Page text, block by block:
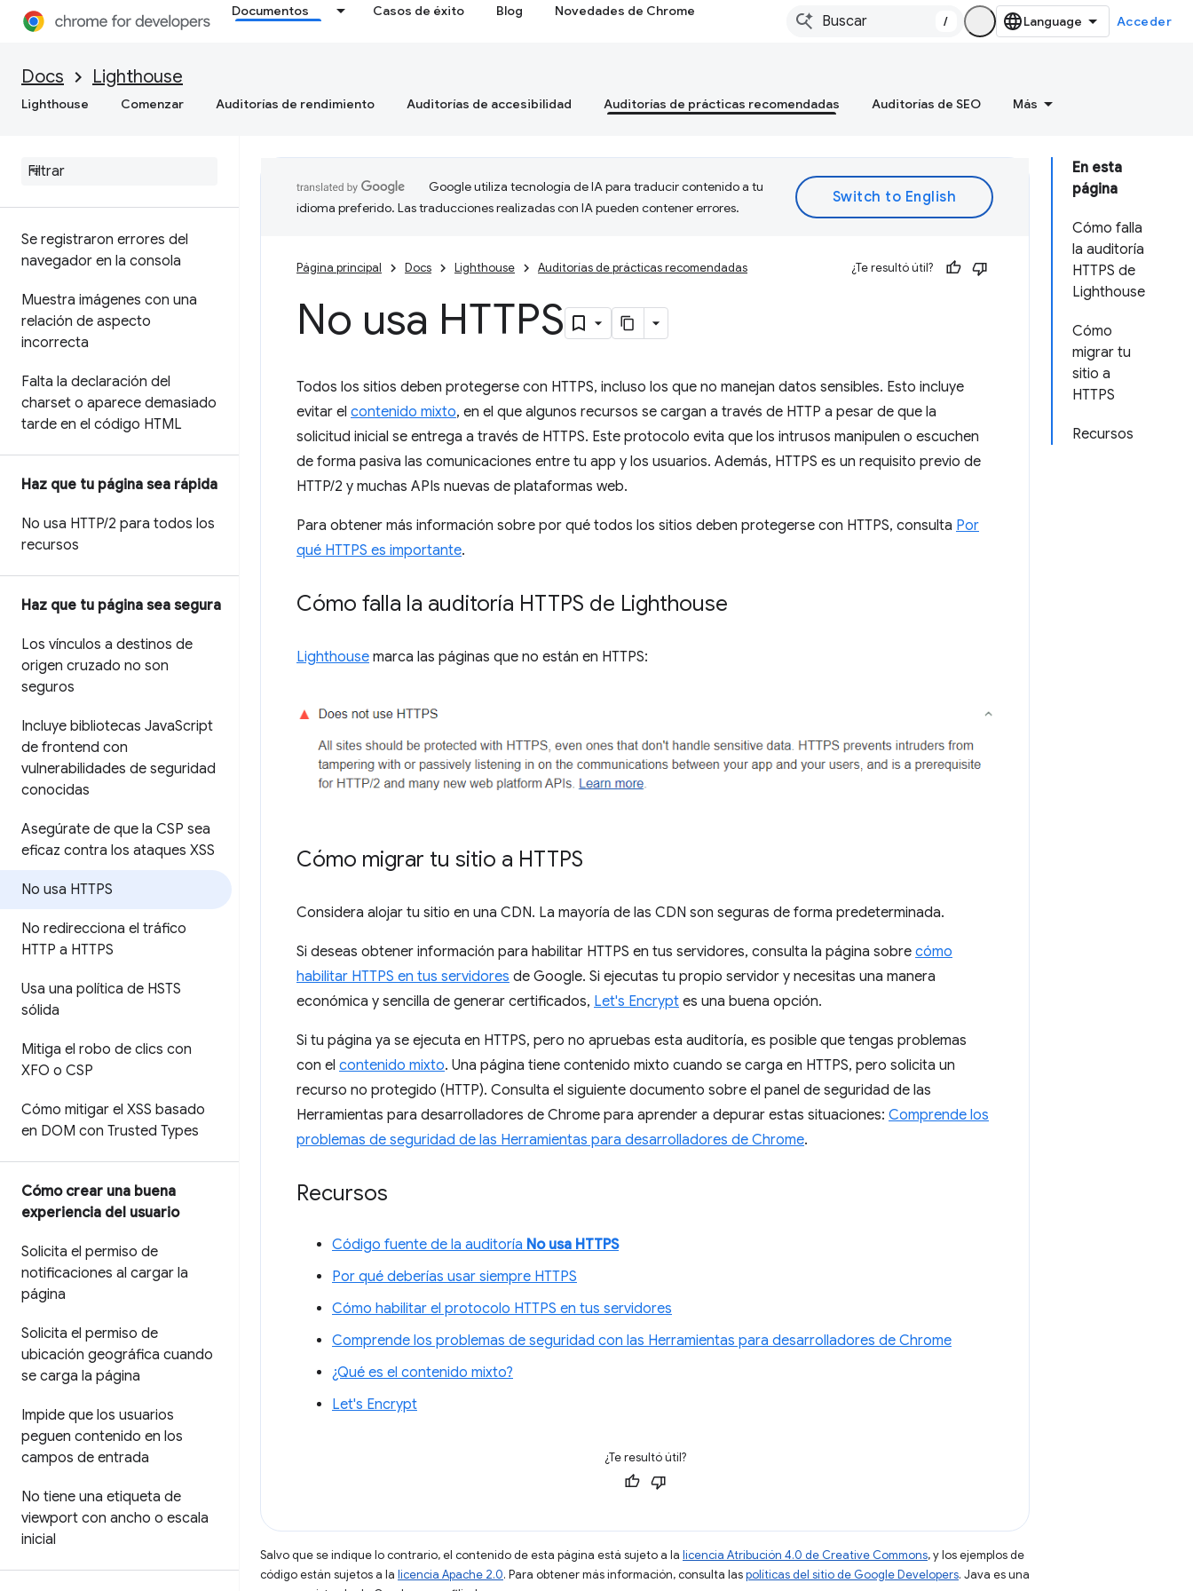
Documentos Casos de éxito Blog Novedades de Chrome
/ Acceder
Docs Lighthouse
Lighthouse Comenzar Auditorías de rendimiento Auditorías de accesibilidad Auditorías de prácticas recomendadas Auditorías de SEO Más
Prácticas recomendadas
generales
que se activa el modo no
Se registraron errores del
navegador en la consola
Muestra imágenes con una
relación de aspecto
incorrecta
Falta la declaración del
charset o aparece demasiado
tarde en el código HTML
Haz que tu página sea rápida
No usa HTTP/2 para todos los
recursos
Haz que tu página sea segura
Los vínculos a destinos de
origen cruzado no son
seguros
Incluye bibliotecas JavaScript
de frontend con
vulnerabilidades de seguridad
conocidas
Asegúrate de que la CSP sea
eficaz contra los ataques XSS
No usa HTTPS
No redirecciona el tráfico
HTTP a HTTPS
Usa una política de HSTS
sólida
Mitiga el robo de clics con
XFO o CSP
Cómo mitigar el XSS basado
en DOM con Trusted Types
Cómo crear una buena
experiencia del usuario
Solicita el permiso de
notificaciones al cargar la
página
Solicita el permiso de
ubicación geográfica cuando
se carga la página
Impide que los usuarios
peguen contenido en los
campos de entrada
No tiene una etiqueta de
viewport con ancho o escala
inicial
En esta
página
Cómo falla
la auditoría
HTTPS de
Lighthouse
Cómo
migrar tu
sitio a
HTTPS
Recursos
Google utiliza tecnología de IA para traducir contenido a tu
idioma preferido. Las traducciones realizadas con IA pueden contener errores.
Página principal Docs Lighthouse Auditorías de prácticas recomendadas ¿Te resultó útil?
No usa HTTPS
Todos los sitios deben protegerse con HTTPS, incluso los que no manejan datos sensibles. Esto incluye
evitar el contenido mixto, en el que algunos recursos se cargan a través de HTTP a pesar de que la
solicitud inicial se entrega a través de HTTPS. Este protocolo evita que los intrusos manipulen o escuchen
de forma pasiva las comunicaciones entre tu app y los usuarios. Además, HTTPS es un requisito previo de
HTTP/2 y muchas APIs nuevas de plataformas web.
Para obtener más información sobre por qué todos los sitios deben protegerse con HTTPS, consulta Por
qué HTTPS es importante.
Cómo falla la auditoría HTTPS de Lighthouse
Lighthouse marca las páginas que no están en HTTPS:
Cómo migrar tu sitio a HTTPS
Considera alojar tu sitio en una CDN. La mayoría de las CDN son seguras de forma predeterminada.
Si deseas obtener información para habilitar HTTPS en tus servidores, consulta la página sobre cómo
habilitar HTTPS en tus servidores de Google. Si ejecutas tu propio servidor y necesitas una manera
económica y sencilla de generar certificados, Let's Encrypt es una buena opción.
Si tu página ya se ejecuta en HTTPS, pero no apruebas esta auditoría, es posible que tengas problemas
con el contenido mixto. Una página tiene contenido mixto cuando se carga en HTTPS, pero solicita un
recurso no protegido (HTTP). Consulta el siguiente documento sobre el panel de seguridad de las
Herramientas para desarrolladores de Chrome para aprender a depurar estas situaciones: Comprende los
problemas de seguridad de las Herramientas para desarrolladores de Chrome.
Recursos
Código fuente de la auditoría No usa HTTPS
Por qué deberías usar siempre HTTPS
Cómo habilitar el protocolo HTTPS en tus servidores
Comprende los problemas de seguridad con las Herramientas para desarrolladores de Chrome
¿Qué es el contenido mixto?
Let's Encrypt
¿Te resultó útil?
Salvo que se indique lo contrario, el contenido de esta página está sujeto a la licencia Atribución 4.0 de Creative Commons, y los ejemplos de
código están sujetos a la licencia Apache 2.0. Para obtener más información, consulta laspolíticas del sitio de Google Developers. Java es una